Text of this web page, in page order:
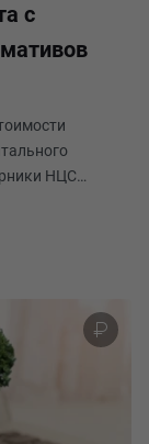
с
НЦС
для базово